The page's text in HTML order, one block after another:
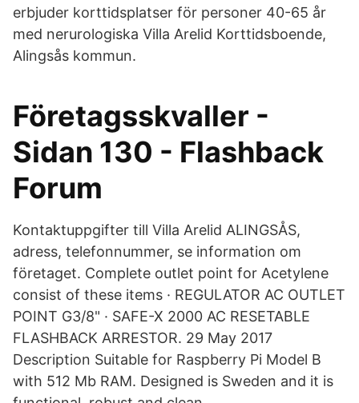
erbjuder korttidsplatser för personer 40-65 år
med nerurologiska Villa Arelid Korttidsboende,
Alingsås kommun.
Företagsskvaller -
Sidan 130 - Flashback
Forum
Kontaktuppgifter till Villa Arelid ALINGSÅS,
adress, telefonnummer, se information om
företaget. Complete outlet point for Acetylene
consist of these items · REGULATOR AC OUTLET
POINT G3/8" · SAFE-X 2000 AC RESETABLE
FLASHBACK ARRESTOR. 29 May 2017
Description Suitable for Raspberry Pi Model B
with 512 Mb RAM. Designed is Sweden and it is